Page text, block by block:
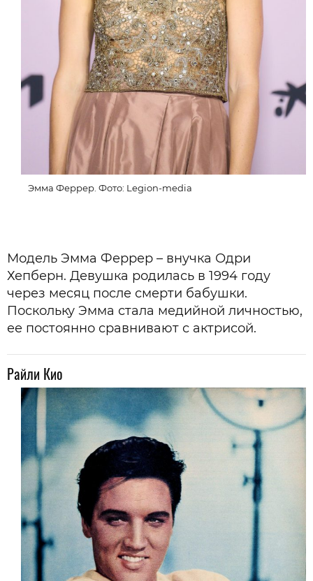
Эмма Феррер. Фото: Legion-media
Модель Эмма Феррер – внучка Одри
Хепберн. Девушка родилась в 1994 году
через месяц после смерти бабушки.
Поскольку Эмма стала медийной личностью,
ее постоянно сравнивают с актрисой.
Райли Кио